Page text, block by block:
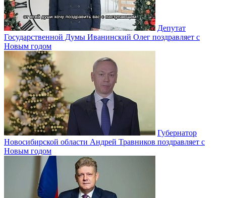
Депутат
Государственной Думы Иванинский Олег поздравляет с
Новым годом
Губернатор
Новосибирской области Андрей Травников поздравляет с
Новым годом